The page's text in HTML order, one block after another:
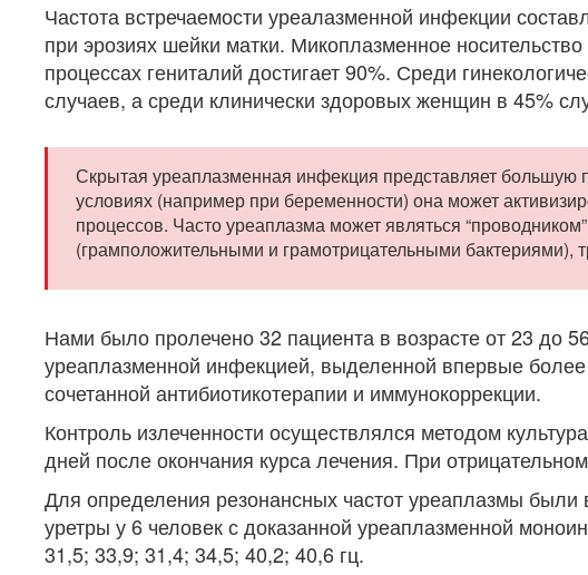
Частота встречаемости уреалазменной инфекции
при эрозиях шейки матки. Микоплазменное
процессах гениталий достигает 90%. Среди
случаев, а среди клинически здоровых женщин в 45%
Скрытая уреаплазменная инфекция представляет большую
условиях (например при беременности) она может
процессов. Часто уреаплазма может являться
(грамположительными и грамотрицательными
Нами было пролечено 32 пациента в возрасте от 23 до
уреаплазменной инфекцией, выделенной впервые
сочетанной антибиотикотерапии и иммунокоррекции.
Контроль излеченности осуществлялся методом
дней после окончания курса лечения. При
Для определения резонансных частот уреаплазмы
уретры у 6 человек с доказанной уреаплазменной
31,5; 33,9; 31,4; 34,5; 40,2; 40,6 гц.